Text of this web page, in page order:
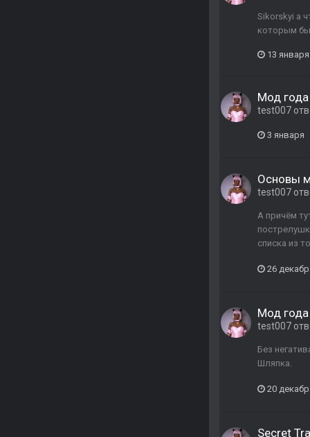
Sikorskyi а
которым бы
13 января
Мод года
test007
3 января
Основы
test007
А причём
списка из
26
Мод года
test007
Без
Шляпка.
20
Secret